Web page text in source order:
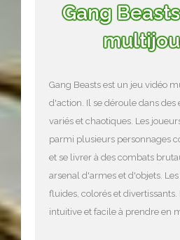
Gang
Gang Beasts est un jeu vidéo
d'action. Il se déroule dans
variés et chaotiques. Les
parmi plusieurs personnages
et se livrer à des combats
arsenal d'armes et d'objets.
fluides, colorés et divertissants.
intuitive et facile à prendre en